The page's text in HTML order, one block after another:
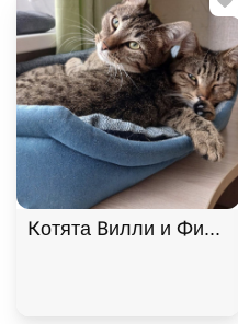
Котята Вилли и Филя